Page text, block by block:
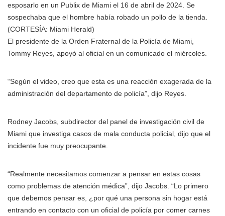
esposarlo en un Publix de Miami el 16 de abril de 2024. Se
sospechaba que el hombre había robado un pollo de la tienda.
(CORTESÍA: Miami Herald)
El presidente de la Orden Fraternal de la Policía de Miami,
Tommy Reyes, apoyó al oficial en un comunicado el miércoles.
“Según el video, creo que esta es una reacción exagerada de la
administración del departamento de policía”, dijo Reyes.
Rodney Jacobs, subdirector del panel de investigación civil de
Miami que investiga casos de mala conducta policial, dijo que el
incidente fue muy preocupante.
“Realmente necesitamos comenzar a pensar en estas cosas
como problemas de atención médica”, dijo Jacobs. “Lo primero
que debemos pensar es, ¿por qué una persona sin hogar está
entrando en contacto con un oficial de policía por comer carnes